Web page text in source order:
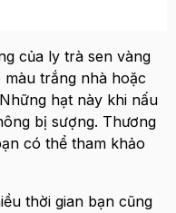
của ly trà sen vàng
trắng nhà hoặc
hạt này khi nấu
bị sượng. Thương
có thể tham khảo
thời gian bạn cũng